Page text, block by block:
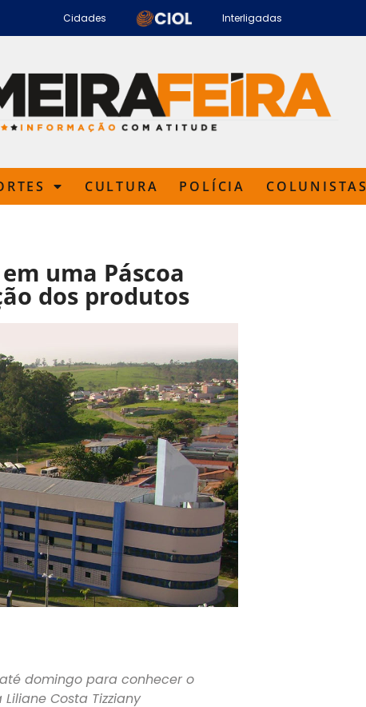
Cidades Interligadas
CULTURA POLÍCIA COLUNISTAS
uma Páscoa
dos produtos
domingo para conhecer o
Costa Tizziany